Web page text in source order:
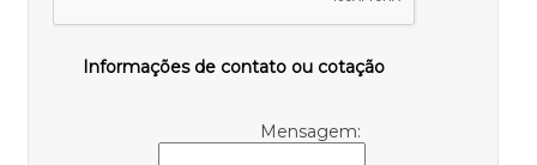
Informações de contato ou cotação
Mensagem: